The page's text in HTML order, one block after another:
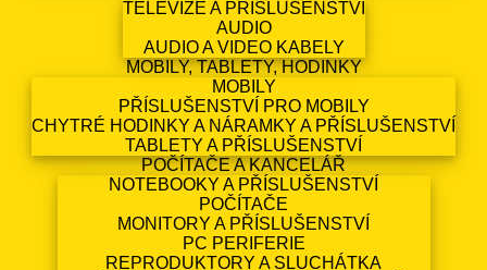
TELEVIZE A PŘÍSLUŠENSTVÍ
AUDIO
AUDIO A VIDEO KABELY
MOBILY, TABLETY, HODINKY
MOBILY
PŘÍSLUŠENSTVÍ PRO MOBILY
CHYTRÉ HODINKY A NÁRAMKY A PŘÍSLUŠENSTVÍ
TABLETY A PŘÍSLUŠENSTVÍ
POČÍTAČE A KANCELÁŘ
NOTEBOOKY A PŘÍSLUŠENSTVÍ
POČÍTAČE
MONITORY A PŘÍSLUŠENSTVÍ
PC PERIFERIE
REPRODUKTORY A SLUCHÁTKA